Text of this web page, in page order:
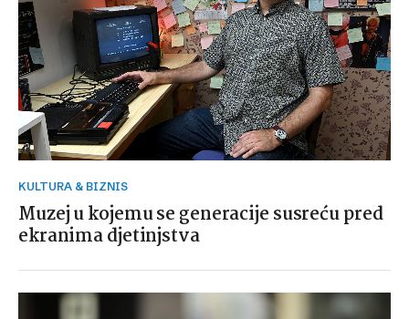
KULTURA & BIZNIS
Muzej u kojemu se generacije susreću pred
ekranima djetinjstva